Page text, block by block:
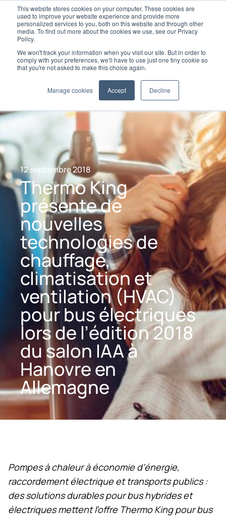
This website stores cookies on your computer. These cookies are
used to improve your website experience and provide more
personalized services to you, both on this website and through other
media. To find out more about the cookies we use, see our Privacy
Policy.
We won't track your information when you visit our site. But in order to
comply with your preferences, we'll have to use just one tiny cookie so
that you're not asked to make this choice again.
Manage cookies Accept Decline
12 septembre 2018
Thermo King
présente de
nouvelles
technologies de
chauffage,
climatisation et
ventilation (HVAC)
pour bus électriques
lors de l’édition 2018
du salon IAA à
Hanovre en
Allemagne
Pompes à chaleur à économie d’énergie,
raccordement électrique et transports publics :
des solutions durables pour bus hybrides et
électriques mettent l’offre Thermo Kingpour bus